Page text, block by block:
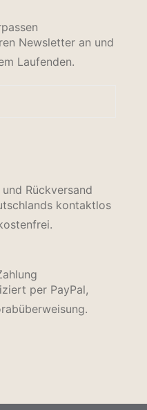
Newsletter an und
Laufenden.
Rückversand
kontaktlos
per PayPal,